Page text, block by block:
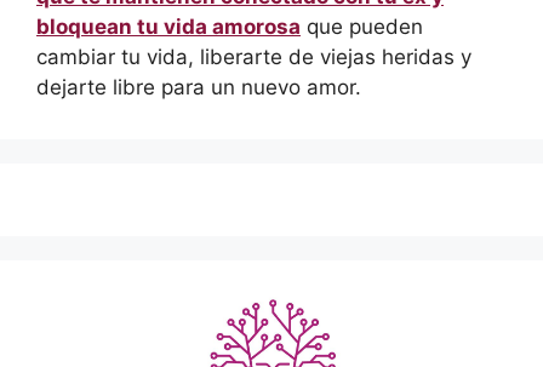
bloquean tu vida amorosa que pueden
cambiar tu vida, liberarte de viejas heridas y
dejarte libre para un nuevo amor.